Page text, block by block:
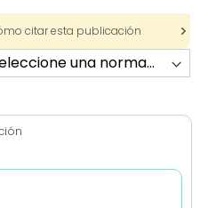
citar esta publicación